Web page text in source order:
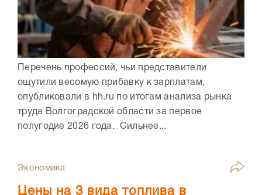
Перечень профессий, чьи представители
ощутили весомую прибавку к зарплатам,
опубликовали в hh.ru по итогам анализа рынка
труда Волгоградской области за первое
полугодие 2026 года. Сильнее...
Экономика
Цены на 3 вида топлива в